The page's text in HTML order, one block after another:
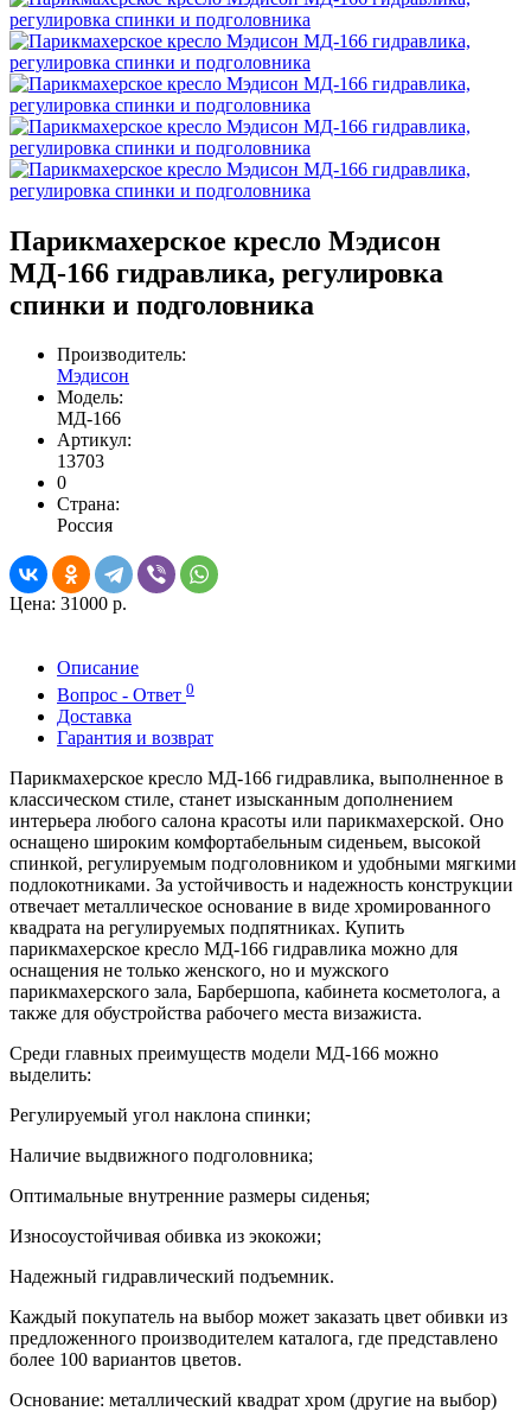
Парикмахерское кресло Мэдисон
МД-166 гидравлика, регулировка
спинки и подголовника
Производитель:
Мэдисон
Модель:
МД-166
Артикул:
13703
0
Страна:
Россия
Цена: 31000 р.
Описание
Вопрос - Ответ 0
Доставка
Гарантия и возврат
Парикмахерское кресло МД-166 гидравлика, выполненное в
классическом стиле, станет изысканным дополнением
интерьера любого салона красоты или парикмахерской. Оно
оснащено широким комфортабельным сиденьем, высокой
спинкой, регулируемым подголовником и удобными мягкими
подлокотниками. За устойчивость и надежность конструкции
отвечает металлическое основание в виде хромированного
квадрата на регулируемых подпятниках. Купить
парикмахерское кресло МД-166 гидравлика можно для
оснащения не только женского, но и мужского
парикмахерского зала, Барбершопа, кабинета косметолога, а
также для обустройства рабочего места визажиста.
Среди главных преимуществ модели МД-166 можно
выделить:
Регулируемый угол наклона спинки;
Наличие выдвижного подголовника;
Оптимальные внутренние размеры сиденья;
Износоустойчивая обивка из экокожи;
Надежный гидравлический подъемник.
Каждый покупатель на выбор может заказать цвет обивки из
предложенного производителем каталога, где представлено
более 100 вариантов цветов.
Основание: металлический квадрат хром (другие на выбор)